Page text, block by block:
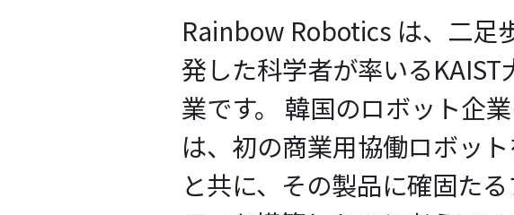
Rainbow Robotics は、二足
発した科学者が率いる
業です。 韓国のロボット企
は、初の商業用協働ロボッ
と共に、その製品に確固た